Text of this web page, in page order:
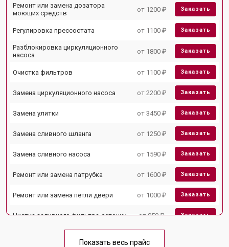
Ремонт или замена дозатора
моющих средств
от 1200 ₽ Заказать
Регулировка прессостата от 1100 ₽ Заказать
Разблокировка циркуляционного
насоса
от 1800 ₽ Заказать
Очистка фильтров от 1100 ₽ Заказать
Замена циркуляционного насоса от 2200 ₽ Заказать
Замена улитки от 3450 ₽ Заказать
Замена сливного шланга от 1250 ₽ Заказать
Замена сливного насоса от 1590 ₽ Заказать
Ремонт или замена патрубка от 1600 ₽ Заказать
Ремонт или замена петли двери от 1000 ₽ Заказать
Чистка заливного фильтра-сеточки от 850 ₽ Заказать
Показать весь прайс